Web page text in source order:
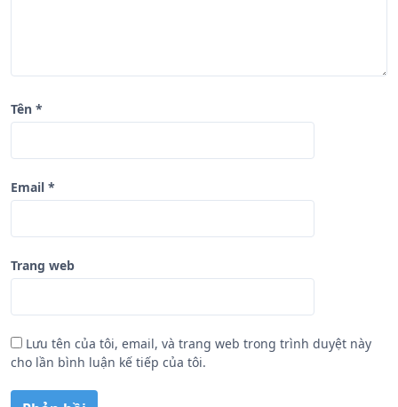
Tên *
Email *
Trang web
Lưu tên của tôi, email, và trang web trong trình duyệt này
cho lần bình luận kế tiếp của tôi.